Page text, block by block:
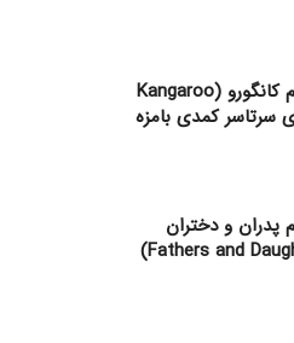
پیشنهاد فیلم کانگورو (Kangaroo
پدران و دختران